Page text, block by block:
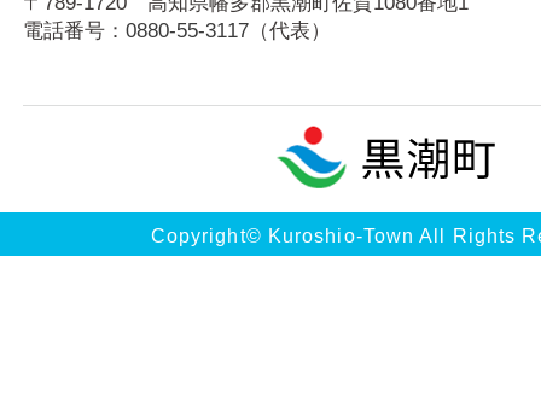
電話番号：0880-55-3117 （代表）
Copyright© Kuroshio-Town All Rights